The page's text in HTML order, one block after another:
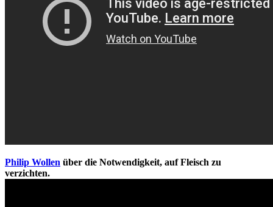
Philip Wollen über die Notwendigkeit, auf Fleisch zu
verzichten.